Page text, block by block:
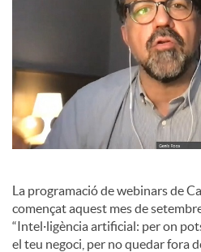
i
a
l
s
La programació de webinars de
començat aquest mes de
“Intel·ligència artificial: per on
el teu negoci, per no quedar fora